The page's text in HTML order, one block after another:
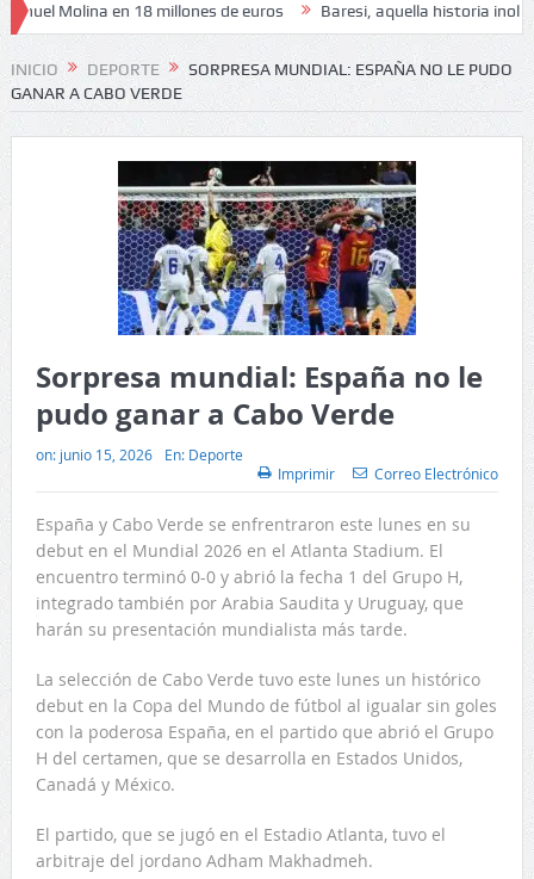
Molina en 18 millones de euros Baresi, aquella historia inolvidable
de los jugadores: «Decidieron no hacer festejos»
INICIO DEPORTE
SORPRESA MUNDIAL: ESPAÑA NO LE PUDO
GANAR A CABO VERDE
Sorpresa mundial: España no le
pudo ganar a Cabo Verde
on: junio 15, 2026 En: Deporte
Imprimir
Correo Electrónico
España y Cabo Verde se enfrentraron este lunes en su
debut en el Mundial 2026 en el Atlanta Stadium. El
encuentro terminó 0-0 y abrió la fecha 1 del Grupo H,
integrado también por Arabia Saudita y Uruguay, que
harán su presentación mundialista más tarde.
La selección de Cabo Verde tuvo este lunes un histórico
debut en la Copa del Mundo de fútbol al igualar sin goles
con la poderosa España, en el partido que abrió el Grupo
H del certamen, que se desarrolla en Estados Unidos,
Canadá y México.
El partido, que se jugó en el Estadio Atlanta, tuvo el
arbitraje del jordano Adham Makhadmeh.